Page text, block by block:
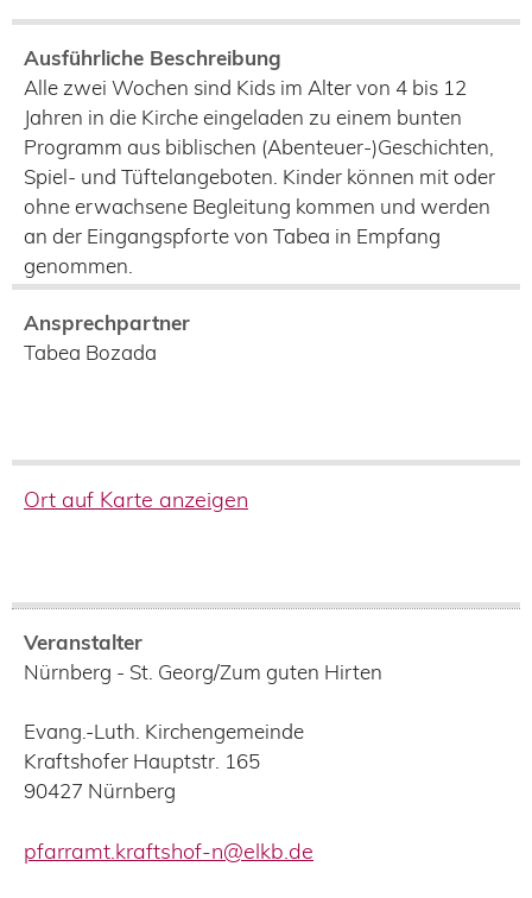
Ausführliche Beschreibung
Alle zwei Wochen sind Kids im Alter von 4 bis 12
Jahren in die Kirche eingeladen zu einem bunten
Programm aus biblischen (Abenteuer-)Geschichten,
Spiel- und Tüftelangeboten. Kinder können mit oder
ohne erwachsene Begleitung kommen und werden
an der Eingangspforte von Tabea in Empfang
genommen.
Ansprechpartner
Tabea Bozada
Ort auf Karte anzeigen
Veranstalter
Nürnberg - St. Georg/Zum guten Hirten
Evang.-Luth. Kirchengemeinde
Kraftshofer Hauptstr. 165
90427 Nürnberg
pfarramt.kraftshof-n@elkb.de